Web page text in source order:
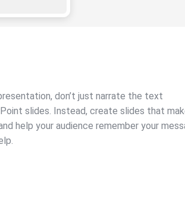
don’t just narrate the text
slides. Instead, create slides that
help your audience remember your